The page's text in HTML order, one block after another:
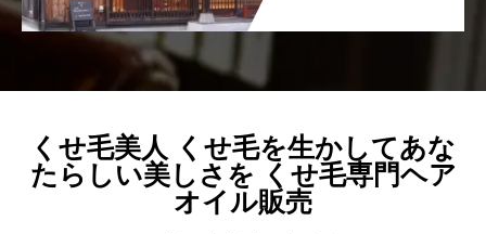
くせ毛美人 くせ毛を生かしてあな
たらしい美しさを くせ毛専門ヘア
オイル販売